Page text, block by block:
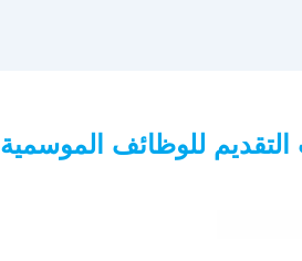
للوظائف الموسمية